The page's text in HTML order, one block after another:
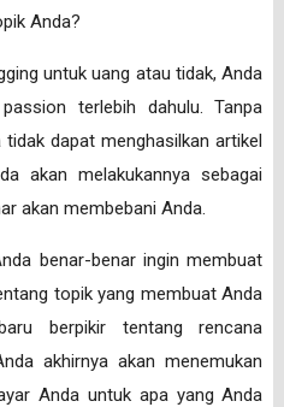
Anda?
untuk uang atau tidak, Anda
terlebih dahulu. Tanpa
dapat menghasilkan artikel
akan melakukannya sebagai
akan membebani Anda.
benar-benar ingin membuat
topik yang membuat Anda
berpikir tentang rencana
akhirnya akan menemukan
Anda untuk apa yang Anda